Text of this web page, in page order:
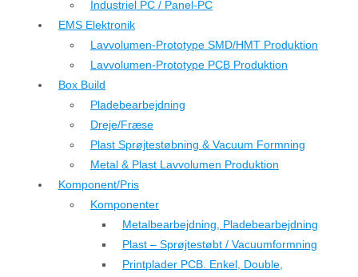
Industriel PC / Panel-PC
EMS Elektronik
Lavvolumen-Prototype SMD/HMT Produktion
Lavvolumen-Prototype PCB Produktion
Box Build
Pladebearbejdning
Dreje/Fræse
Plast Sprøjtestøbning & Vacuum Formning
Metal & Plast Lavvolumen Produktion
Komponent/Pris
Komponenter
Metalbearbejdning, Pladebearbejdning
Plast – Sprøjtestøbt / Vacuumformning
Printplader PCB. Enkel, Double,